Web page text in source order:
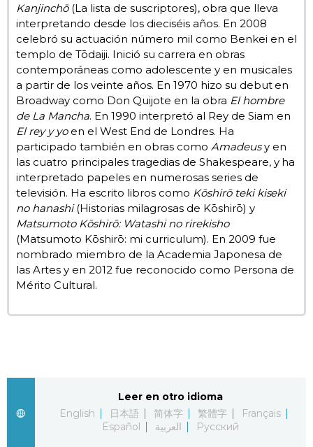
Avisos
Kanjinchō(La lista de suscriptores), obra que lleva
interpretando desde los dieciséis años. En 2008
celebró su actuación número mil como Benkei en el
templo de Tōdaiji. Inició su carrera en obras
contemporáneas como adolescente y en musicales
a partir de los veinte años. En 1970 hizo su debut en
Broadway como Don Quijote en la obra El hombre
de La Mancha. En 1990 interpretó al Rey de Siam en
El rey y yoen el West End de Londres. Ha
participado también en obras como Amadeusy en
las cuatro principales tragedias de Shakespeare, y ha
interpretado papeles en numerosas series de
televisión. Ha escrito libros como Kōshirō teki kiseki
no hanashi(Historias milagrosas de Kōshirō) y
Matsumoto Kōshirō: Watashi no rirekisho
(Matsumoto Kōshirō: mi curriculum). En 2009 fue
nombrado miembro de la Academia Japonesa de
las Artes y en 2012 fue reconocido como Persona de
Mérito Cultural.
Leer en otro idioma
English
日本語 简体字 繁體字
Français
Español
العربية Русский